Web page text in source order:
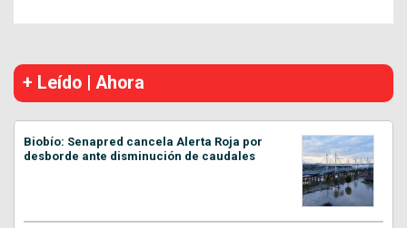
+ Leído | Ahora
Biobío: Senapred cancela Alerta Roja por
desborde ante disminución de caudales